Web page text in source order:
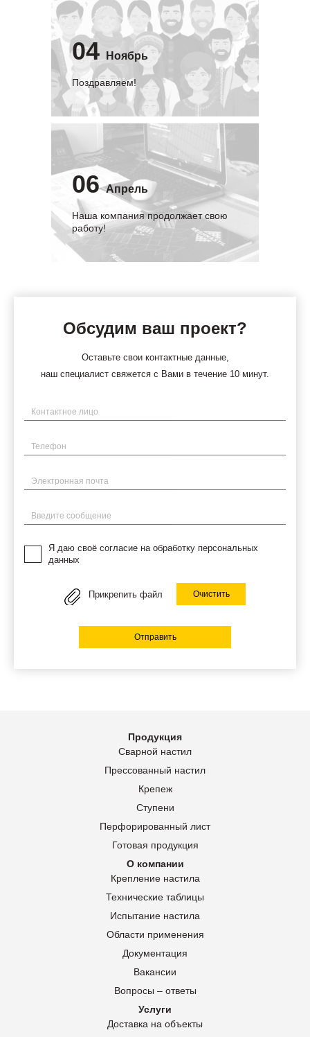
04 Ноябрь
Поздравляем!
06 Апрель
Наша компания продолжает свою
работу!
Обсудим ваш проект?
Оставьте свои контактные данные,
наш специалист свяжется с Вами в течение 10 минут.
Имя
Телефон
Электронная почта
Введите сообщение
Я даю своё согласие на обработку персональных
данных
Прикрепить файл Очистить
Отправить
Продукция
Сварной настил
Прессованный настил
Крепеж
Ступени
Перфорированный лист
Готовая продукция
О компании
Крепление настила
Технические таблицы
Испытание настила
Области применения
Документация
Вакансии
Вопросы – ответы
Услуги
Доставка на объекты